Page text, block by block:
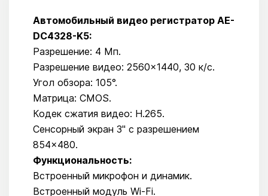
Автомобильный видео регистратор AE-
DC4328-K5:
Разрешение: 4 Мп.
Разрешение видео: 2560×1440, 30 к/с.
Угол обзора: 105°.
Матрица: CMOS.
Кодек сжатия видео: H.265.
Сенсорный экран 3" с разрешением
854×480.
Функциональность:
Встроенный микрофон и динамик.
Встроенный модуль Wi-Fi.